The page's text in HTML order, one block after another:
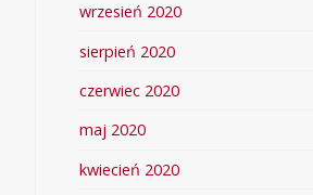
wrzesień 2020
sierpień 2020
czerwiec 2020
maj 2020
kwiecień 2020